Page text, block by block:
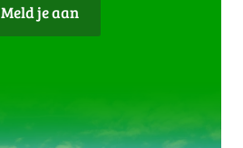
Meld je aan